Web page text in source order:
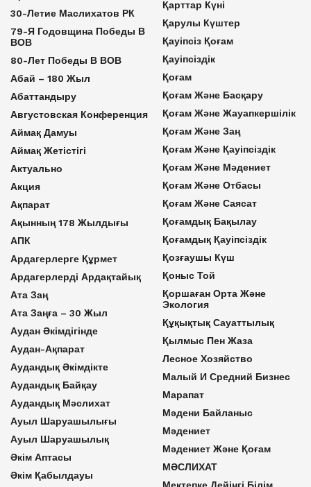
30-Летие Маслихатов РК
79-Я Годовщина Победы В
ВОВ
80-Лет Победы В ВОВ
Абай – 180 Жыл
Абаттандыру
Августовская Конференция
Аймақ Дамуы
Аймақ Жетістігі
Актуально
Акция
Ақпарат
Ақынның 178 Жылдығы
АПК
Ардагерлерге Құрмет
Ардагерлерді Ардақтайық
Ата Заң
Ата Заңға – 30 Жыл
Аудан Әкімдігінде
Аудан-Ақпарат
Аудандық Әкімдікте
Аудандық Байқау
Аудандық Мәслихат
Ауыл Шаруашылығы
Ауыл Шаруашылық
Әкім Аптасы
Әкім Қабылдауы
Қарттар Күні
Қарулы Күштер
Қауіпсіз Қоғам
Қауіпсіздік
Қоғам
Қоғам Және Басқару
Қоғам Және Жауапкершілік
Қоғам Және Заң
Қоғам Және Қауіпсіздік
Қоғам Және Мәдениет
Қоғам Және Отбасы
Қоғам Және Саясат
Қоғамдық Бақылау
Қоғамдық Қауіпсіздік
Қозғаушы Күш
Қоныс Той
Қоршаған Орта Және
Экология
Құқықтық Сауаттылық
Қылмыс Пен Жаза
Лесное Хозяйство
Малый И Средний Бизнес
Марапат
Мәдени Байланыс
Мәдениет
Мәдениет Және Қоғам
МӘСЛИХАТ
Мектепке Дейінгі Білім